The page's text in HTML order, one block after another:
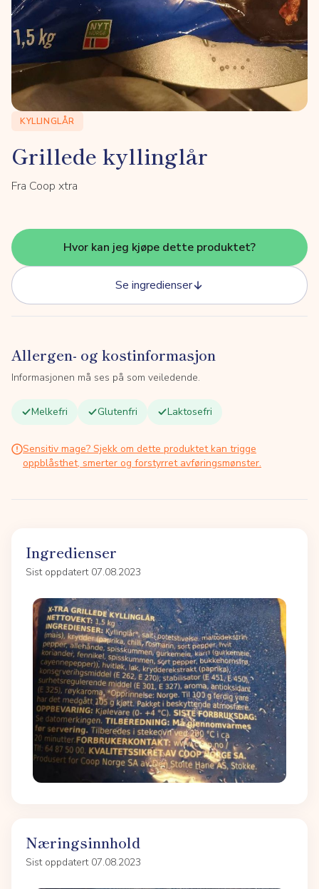
KYLLINGLÅR
Grillede kyllinglår
Fra Coop xtra
Hvor kan jeg kjøpe dette produktet?
Se ingredienser
Allergen- og kostinformasjon
Informasjonen må ses på som veiledende.
Melkefri Glutenfri Laktosefri
Sensitiv mage? Sjekk om dette produktet kan trigge
oppblåsthet, smerter og forstyrret avføringsmønster.
Ingredienser
Sist oppdatert 07.08.2023
Næringsinnhold
Sist oppdatert 07.08.2023